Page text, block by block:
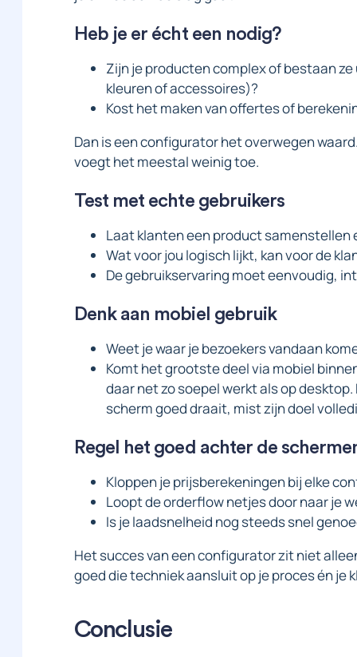
Heb je er écht een nodig?
Zijn je producten complex of bestaan
kleuren of accessoires)?
Kost het maken van offertes of
Dan is een configurator het overwegen
voegt het meestal weinig toe.
Test met echte gebruikers
Laat klanten een product samenstellen
Wat voor jou logisch lijkt, kan voor de
De gebruikservaring moet eenvoudig,
Denk aan mobiel gebruik
Weet je waar je bezoekers vandaan
Komt het grootste deel via mobiel
daar net zo soepel werkt als op
scherm goed draait, mist zijn doel
Regel het goed achter de
Kloppen je prijsberekeningen bij elke
Loopt de orderflow netjes door naar je
Is je laadsnelheid nog steeds snel
Het succes van een configurator zit niet
goed die techniek aansluit op je proces én je
Conclusie